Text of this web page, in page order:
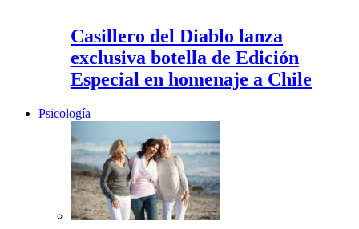
Casillero del Diablo lanza
exclusiva botella de Edición
Especial en homenaje a Chile
Psicología